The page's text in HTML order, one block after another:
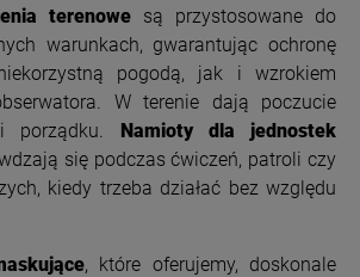
terenowe są przystosowane do
warunkach, gwarantując ochronę
pogodą, jak i wzrokiem
W terenie dają poczucie
i porządku. Namioty dla jednostek
się podczas ćwiczeń, patroli czy
kiedy trzeba działać bez względu
, które oferujemy, doskonale